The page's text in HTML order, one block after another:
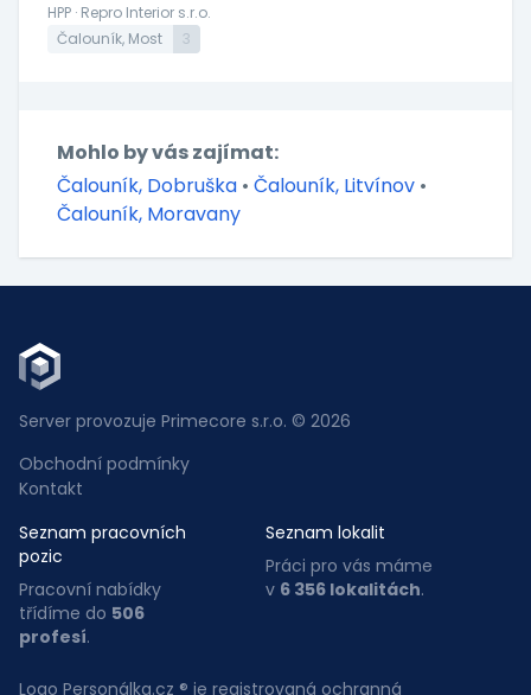
HPP · Repro Interior s.r.o.
Čalouník, Most
3
Mohlo by vás zajímat:
Čalouník, Dobruška • Čalouník, Litvínov •
Čalouník, Moravany
Server provozuje Primecore s.r.o. © 2026
Obchodní podmínky
Kontakt
Seznam pracovních
pozic
Pracovní nabídky
třídíme do 506
profesí.
Seznam lokalit
Práci pro vás máme
v 6 356 lokalitách.
Logo Personálka.cz ® je registrovaná ochranná